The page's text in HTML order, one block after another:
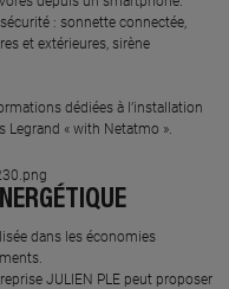
: sonnette connectée,
et extérieures, sirène
dédiées à l’installation
« with Netatmo ».
dans les économies
JULIEN PLE peut proposer